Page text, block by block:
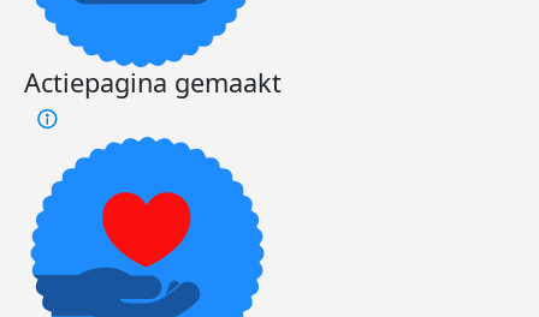
Actiepagina gemaakt